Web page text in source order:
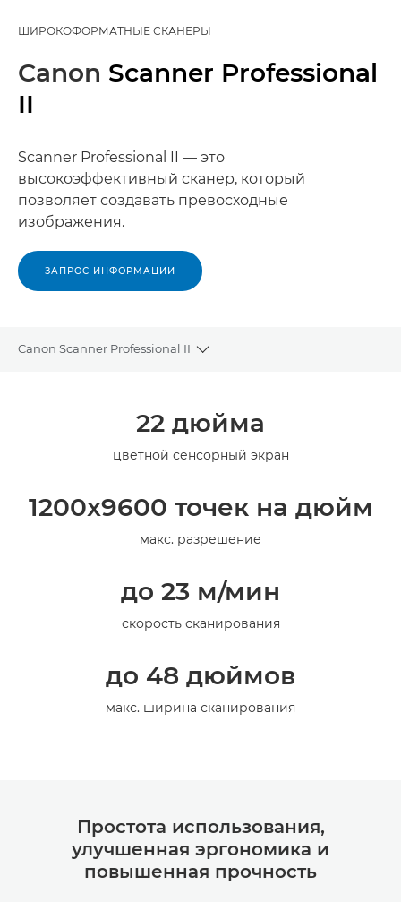
ШИРОКОФОРМАТНЫЕ СКАНЕРЫ
Canon Scanner Professional
II
Scanner Professional II — это
высокоэффективный сканер, который
позволяет создавать превосходные
изображения.
ЗАПРОС ИНФОРМАЦИИ
Canon Scanner Professional II
Toggle breadcrumbs
22 дюйма
цветной сенсорный экран
1200x9600 точек на дюйм
макс. разрешение
до 23 м/мин
скорость сканирования
до 48 дюймов
макс. ширина сканирования
Простота использования,
улучшенная эргономика и
повышенная прочность